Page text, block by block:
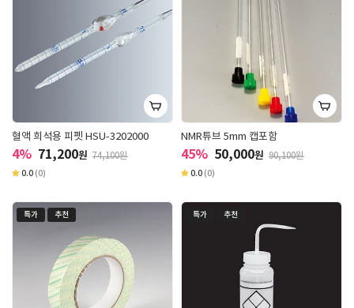
혈액 희석용 피펫 HSU-3202000
4% 71,200원 74,100원
0.0 (0)
NMR튜브 5mm 캡포함
45% 50,000원 90,100원
0.0 (0)
특가 추천 특가 추천